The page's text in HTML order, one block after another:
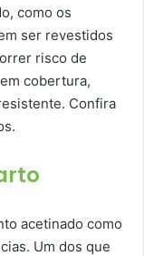
como os
ser revestidos
risco de
cobertura,
Confira
acetinado como
Um dos que